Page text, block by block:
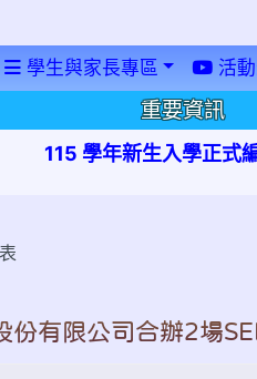
學生與家長專區 活
重要資訊
115 學年新生入學正式
份有限公司合辦2場